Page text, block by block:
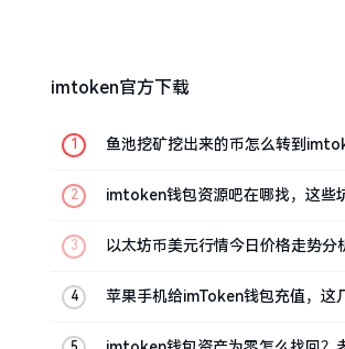
imtoken官方下载
鱼池挖矿挖出来的币怎么转到
imtoken钱包资源吧在哪找，这些
以太坊币美元行情今日价格走势分
苹果手机给imToken钱包充值，这